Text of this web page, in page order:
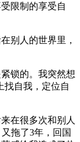
限制的享受自
别人的世界里，
锁的。我突然想
找自我，定位自
在很多次和别人
拖了3年，回国